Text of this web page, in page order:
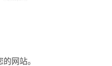
网站。